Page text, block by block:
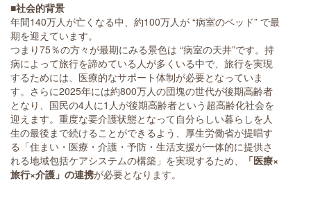
■社会的背景
年間140万人が亡くなる中、約100万人が “病室のベッド” で最
期を迎えています。
つまり75％の方々が最期にみる景色は “病室の天井”です。持
病によって旅行を諦めている人が多くいる中で、旅行を実現
するためには、医療的なサポート体制が必要となっていま
す。さらに2025年には約800万人の団塊の世代が後期高齢者
となり、国民の4人に1人が後期高齢者という超高齢化社会を
迎えます。重度な要介護状態となって自分らしい暮らしを人
生の最後まで続けることができるよう、厚生労働省が提唱す
る「住まい・医療・介護・予防・生活支援が一体的に提供さ
れる地域包括ケアシステムの構築」を実現するため、
「医療×
旅行×介護」の連携が必要となります。